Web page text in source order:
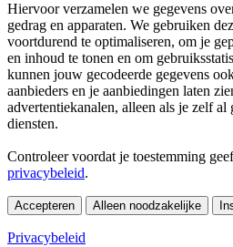
Hiervoor verzamelen we gegevens
gedrag en apparaten. We gebruiken
voortdurend te optimaliseren, om je
en inhoud te tonen en om
kunnen jouw gecodeerde gegevens
aanbieders en je aanbiedingen laten
advertentiekanalen, alleen als je zelf
diensten.
Controleer voordat je toestemming
privacybeleid.
Accepteren Alleen noodzakelijke
Privacybeleid